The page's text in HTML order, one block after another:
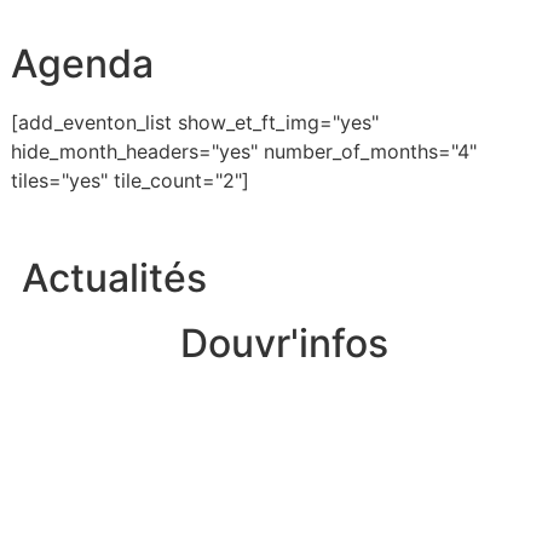
Agenda
[add_eventon_list show_et_ft_img="yes"
hide_month_headers="yes" number_of_months="4"
tiles="yes" tile_count="2"]
Actualités
Douvr'infos